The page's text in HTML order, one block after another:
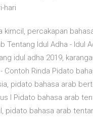
hari
percakapan
Idul Adha - Idul
idul adha 2019,
Contoh Rinda Pidato
pidato bahasa arab
I Pidato bahasa arab
pidato bahasa arab